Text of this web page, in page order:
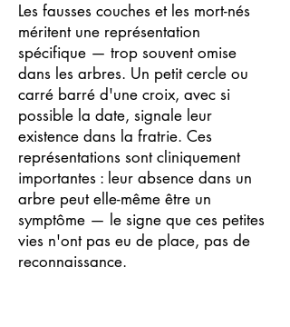
Les fausses couches et les mort-nés
méritent une représentation
spécifique — trop souvent omise
dans les arbres. Un petit cercle ou
carré barré d'une croix, avec si
possible la date, signale leur
existence dans la fratrie. Ces
représentations sont cliniquement
importantes : leur absence dans un
arbre peut elle-même être un
symptôme — le signe que ces petites
vies n'ont pas eu de place, pas de
reconnaissance.